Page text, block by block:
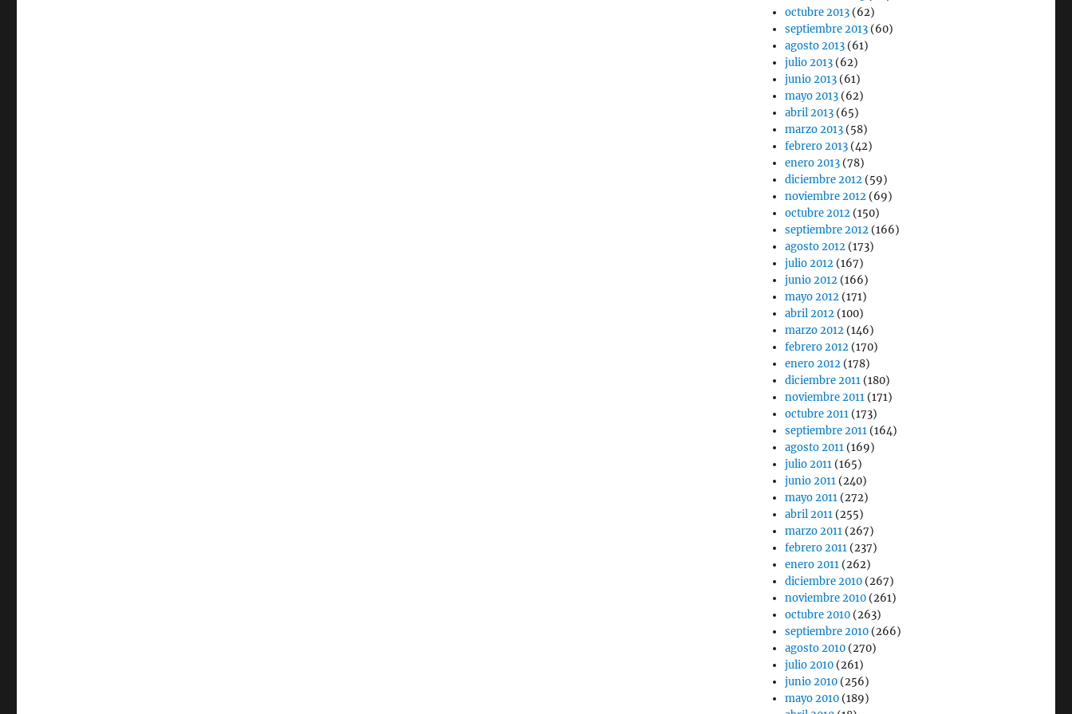
octubre 2013 (62)
septiembre 2013 (60)
agosto 2013 (61)
julio 2013 (62)
junio 2013 (61)
mayo 2013 (62)
abril 2013 (65)
marzo 2013 (58)
febrero 2013 (42)
enero 2013 (78)
diciembre 2012 (59)
noviembre 2012 (69)
octubre 2012 (150)
septiembre 2012 (166)
agosto 2012 (173)
julio 2012 (167)
junio 2012 (166)
mayo 2012 (171)
abril 2012 (100)
marzo 2012 (146)
febrero 2012 (170)
enero 2012 (178)
diciembre 2011 (180)
noviembre 2011 (171)
octubre 2011 (173)
septiembre 2011 (164)
agosto 2011 (169)
julio 2011 (165)
junio 2011 (240)
mayo 2011 (272)
abril 2011 (255)
marzo 2011 (267)
febrero 2011 (237)
enero 2011 (262)
diciembre 2010 (267)
noviembre 2010 (261)
octubre 2010 (263)
septiembre 2010 (266)
agosto 2010 (270)
julio 2010 (261)
junio 2010 (256)
mayo 2010 (189)